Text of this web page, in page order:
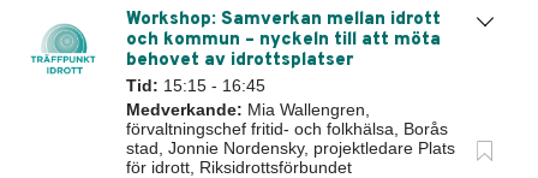
Workshop: Samverkan mellan idrott
och kommun – nyckeln till att möta
behovet av idrottsplatser
Tid: 15:15 - 16:45
Medverkande: Mia Wallengren,
förvaltningschef fritid- och folkhälsa, Borås
stad, Jonnie Nordensky, projektledare Plats
för idrott, Riksidrottsförbundet